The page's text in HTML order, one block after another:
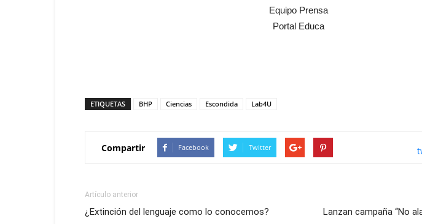
Equipo Prensa
Portal Educa
ETIQUETAS BHP Ciencias Escondida Lab4U
Compartir Facebook Twitter
Artículo anterior
¿Extinción del lenguaje como lo conocemos? Lanzan campaña “No